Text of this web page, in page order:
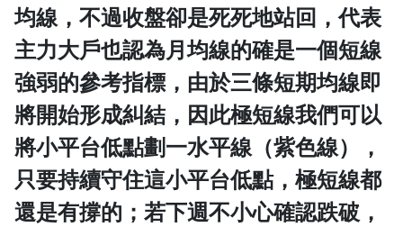
均線，不過收盤卻是死死地站回，代表
主力大戶也認為月均線的確是一個短線
強弱的參考指標，由於三條短期均線即
將開始形成糾結，因此極短線我們可以
將小平台低點劃一水平線（紫色線），
只要持續守住這小平台低點，極短線都
還是有撐的；若下週不小心確認跌破，
0.75x